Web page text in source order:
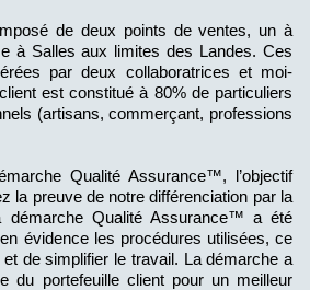
de deux points de ventes, un à
à Salles aux limites des Landes. Ces
par deux collaboratrices et moi-
est constitué à 80% de particuliers
(artisans, commerçant, professions
Qualité Assurance™, l’objectif
la preuve de notre différenciation par la
démarche Qualité Assurance™ a été
évidence les procédures utilisées, ce
et de simplifier le travail. La démarche a
du portefeuille client pour un meilleur